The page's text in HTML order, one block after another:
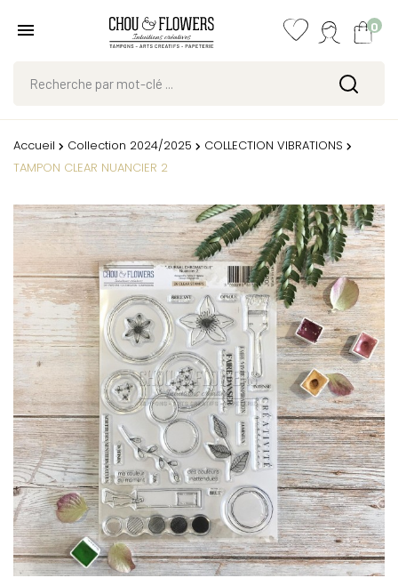
0
Accueil Collection 2024/2025
COLLECTION VIBRATIONS
TAMPON CLEAR NUANCIER 2